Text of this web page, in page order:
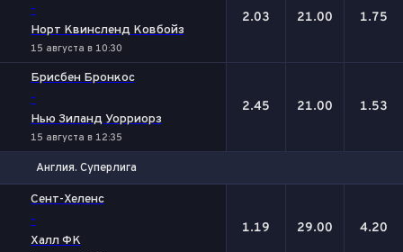
-
Норт Квинсленд Ковбойз
15 августа в 10:30
2.03 21.00 1.75
Брисбен Бронкос
-
Нью Зиланд Уорриорз
15 августа в 12:35
2.45 21.00 1.53
Англия. Суперлига
Сент-Хеленс
-
Халл ФК
1.19 29.00 4.20